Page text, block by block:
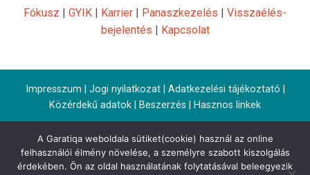
Fókusz | GYIK | Karrier | Panaszkezelés | Visszaélés-
bejelentés | Kapcsolat
Impresszum Jogi nyilatkozat| Adatkezelési tájékoztató
Közérdekű adatok
Beszerzés Hasznos linkek
A Garatiqa weboldala sütiket(cookie) használ az online
felhasználói élmény növelése, a személyre szabott kiszolgálás
érdekében. Ön az oldal használatának folytatásával beleegyezik